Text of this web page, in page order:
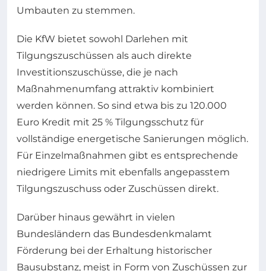
Umbauten zu stemmen.
Die KfW bietet sowohl Darlehen mit
Tilgungszuschüssen als auch direkte
Investitionszuschüsse, die je nach
Maßnahmenumfang attraktiv kombiniert
werden können. So sind etwa bis zu 120.000
Euro Kredit mit 25 % Tilgungsschutz für
vollständige energetische Sanierungen möglich.
Für Einzelmaßnahmen gibt es entsprechende
niedrigere Limits mit ebenfalls angepasstem
Tilgungszuschuss oder Zuschüssen direkt.
Darüber hinaus gewährt in vielen
Bundesländern das Bundesdenkmalamt
Förderung bei der Erhaltung historischer
Bausubstanz, meist in Form von Zuschüssen zur